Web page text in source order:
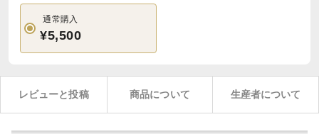
通常購入
¥5,500
レビューと投稿 商品について 生産者について